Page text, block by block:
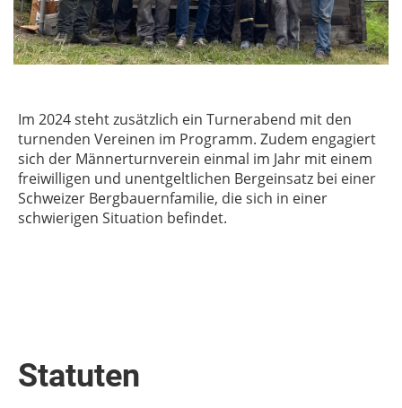
Im 2024 steht zusätzlich ein Turnerabend mit den
turnenden Vereinen im Programm. Zudem engagiert
sich der Männerturnverein einmal im Jahr mit einem
freiwilligen und unentgeltlichen Bergeinsatz bei einer
Schweizer Bergbauernfamilie, die sich in einer
schwierigen Situation befindet.
Statuten